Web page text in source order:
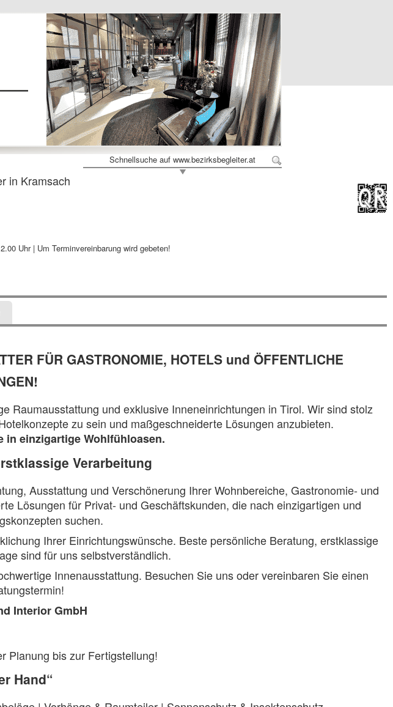
Schnellsuche auf www.bezirksbegleiter.at
in Kramsach
Uhr | Um Terminvereinbarung wird gebeten!
FÜR GASTRONOMIE, HOTELS und ÖFFENTLICHE
Raumausstattung und exklusive Inneneinrichtungen in Tirol. Wir sind stolz
zu sein und maßgeschneiderte Lösungen anzubieten.
in einzigartige Wohlfühloasen.
Verarbeitung
Ausstattung und Verschönerung Ihrer Wohnbereiche, Gastronomie- und
Lösungen für Privat- und Geschäftskunden, die nach einzigartigen und
suchen.
Ihrer Einrichtungswünsche. Beste persönliche Beratung, erstklassige
sind für uns selbstverständlich.
Innenausstattung. Besuchen Sie uns oder vereinbaren Sie einen
Interior GmbH
Planung bis zur Fertigstellung!
Hand“